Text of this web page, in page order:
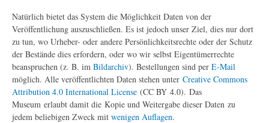
Natürlich bietet das System die Möglichkeit Daten von der
Veröffentlichung auszuschließen. Es ist jedoch unser Ziel, dies nur dort
zu tun, wo Urheber- oder andere Persönlichkeitsrechte oder der Schutz
der Bestände dies erfordern, oder wo wir selbst Eigentümerrechte
beanspruchen (z. B. im Bildarchiv). Bestellungen sind per E-Mail
möglich. Alle veröffentlichten Daten stehen unter Creative Commons
Attribution 4.0 International License (CC BY 4.0). Das
Museum erlaubt damit die Kopie und Weitergabe dieser Daten zu
jedem beliebigen Zweck mit wenigen Auflagen.